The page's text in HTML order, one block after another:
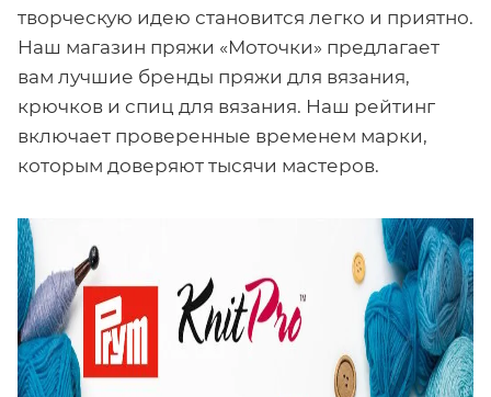
творческую идею становится легко и приятно.
Наш магазин пряжи «Моточки» предлагает
вам лучшие бренды пряжи для вязания,
крючков и спиц для вязания. Наш рейтинг
включает проверенные временем марки,
которым доверяют тысячи мастеров.